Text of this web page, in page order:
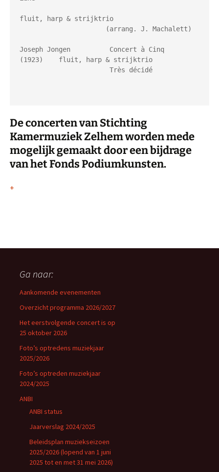
fluit, harp & strijktrio
Joseph Jongen          Concert à Cinq
(1923)    fluit, harp & strijktrio
De concerten van Stichting
Kamermuziek Zelhem worden mede
mogelijk gemaakt door een bijdrage
van het Fonds Podiumkunsten.
+
Ga naar:
Aankomende evenementen
Overzicht programma 2026/2027
Het eerstvolgende concert is op
25 oktober 2026
Foto’s optredens muziekjaar
2025/2026
Foto’s optreden muziekjaar
2024/2025
ANBI
ANBI status
Jaarverslag 2024/2025
Beleidsplan muziekseizoen
2025/2026 (lopend van 1 juni
2025 tot en met 31 mei 2026)